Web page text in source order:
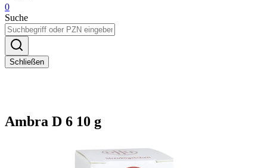
0
Suche
Schließen
Ambra D 6 10 g